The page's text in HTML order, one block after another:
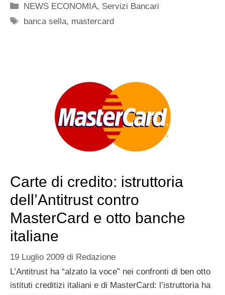
Categorie
NEWS ECONOMIA, Servizi Bancari
Tag
banca sella, mastercard
Carte di credito: istruttoria
dell’Antitrust contro
MasterCard e otto banche
italiane
19 Luglio 2009 di Redazione
L’Antitrust ha “alzato la voce” nei confronti di ben otto
istituti creditizi italiani e di MasterCard: l’istruttoria ha